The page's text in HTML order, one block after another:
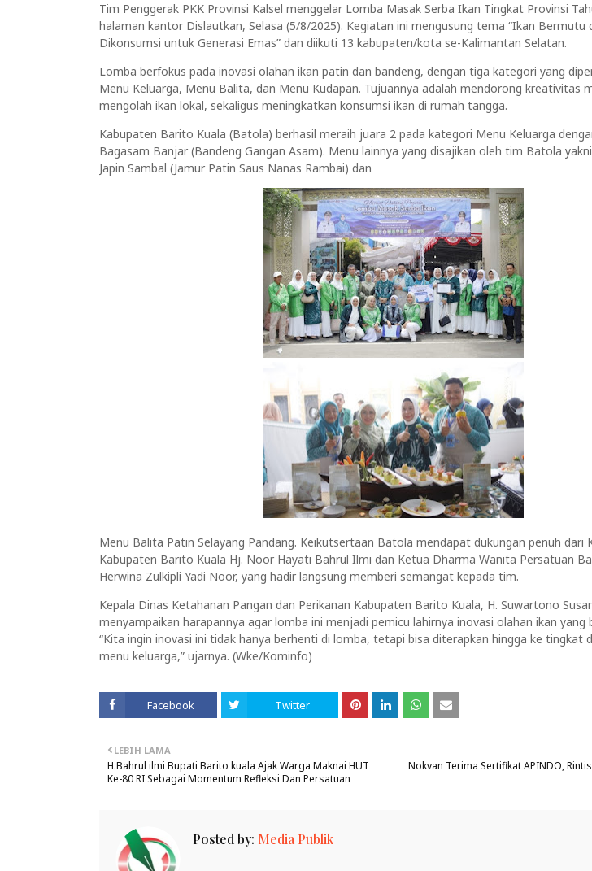
Tim Penggerak PKK Provinsi Kalsel menggelar Lomba Masak Serba Ikan Tingkat Provinsi
halaman kantor Dislautkan, Selasa (5/8/2025). Kegiatan ini mengusung tema “Ikan Bermutu
Dikonsumsi untuk Generasi Emas” dan diikuti 13 kabupaten/kota se-Kalimantan Selatan.
Lomba berfokus pada inovasi olahan ikan patin dan bandeng, dengan tiga kategori yang
Menu Keluarga, Menu Balita, dan Menu Kudapan. Tujuannya adalah mendorong kreativitas
mengolah ikan lokal, sekaligus meningkatkan konsumsi ikan di rumah tangga.
Kabupaten Barito Kuala (Batola) berhasil meraih juara 2 pada kategori Menu Keluarga
Bagasam Banjar (Bandeng Gangan Asam). Menu lainnya yang disajikan oleh tim Batola
Japin Sambal (Jamur Patin Saus Nanas Rambai) dan
Menu Balita Patin Selayang Pandang. Keikutsertaan Batola mendapat dukungan penuh dari
Kabupaten Barito Kuala Hj. Noor Hayati Bahrul Ilmi dan Ketua Dharma Wanita Persatuan
Herwina Zulkipli Yadi Noor, yang hadir langsung memberi semangat kepada tim.
Kepala Dinas Ketahanan Pangan dan Perikanan Kabupaten Barito Kuala, H. Suwartono
menyampaikan harapannya agar lomba ini menjadi pemicu lahirnya inovasi olahan ikan yang
“Kita ingin inovasi ini tidak hanya berhenti di lomba, tetapi bisa diterapkan hingga ke tingkat
menu keluarga,” ujarnya. (Wke/Kominfo)
Facebook Twitter
Nokvan Terima Sertifikat APINDO,
LEBIH LAMA
H.Bahrul ilmi Bupati Barito kuala Ajak Warga Maknai HUT
Ke-80 RI Sebagai Momentum Refleksi Dan Persatuan
Posted by: Media Publik